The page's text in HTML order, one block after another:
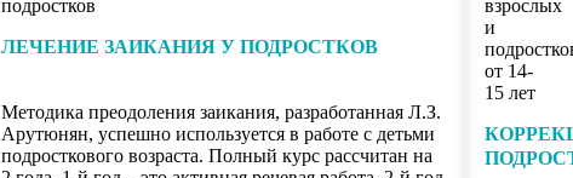
ЛЕЧЕНИЕ ЗАИКАНИЯ У ПОДРОСТКОВ
Методика преодоления заикания, разработанная Л.З.
Арутюнян, успешно используется в работе с детьми
подросткового возраста. Полный курс рассчитан на